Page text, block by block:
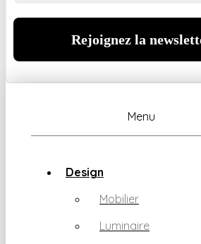
Menu
Design
Mobilier
Luminaire